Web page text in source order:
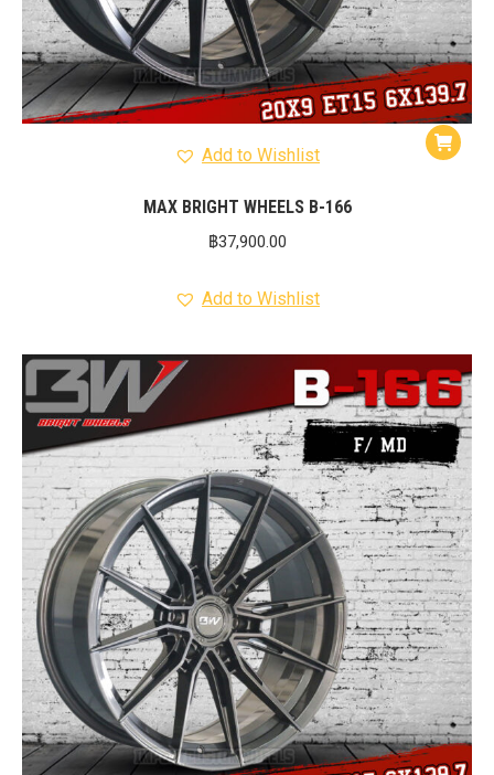
Add to Wishlist
MAX BRIGHT WHEELS B-166
฿37,900.00
Add to Wishlist